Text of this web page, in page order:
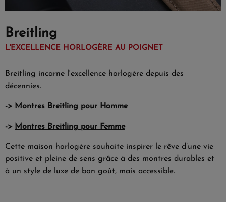
Breitling
L'EXCELLENCE HORLOGÈRE AU POIGNET
Breitling incarne l'excellence horlogère depuis des
décennies.
-> Montres Breitling pour Homme
-> Montres Breitling pour Femme
Cette maison horlogère souhaite inspirer le rêve d’une vie
positive et pleine de sens grâce à des montres durables et
à un style de luxe de bon goût, mais accessible.